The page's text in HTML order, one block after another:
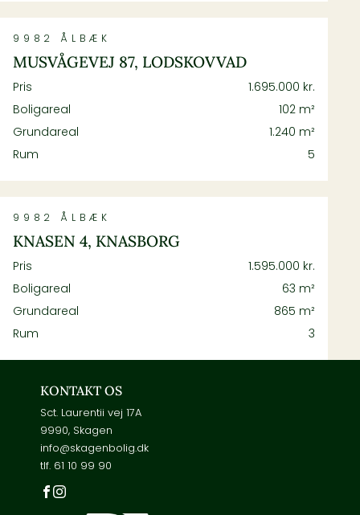
MUSVÅGEVEJ 87, LODSKOVVAD
9982 ÅLBÆK
Pris
1.695.000 kr.
Boligareal
102 m²
Grundareal
1.240 m²
Rum
5
KNASEN 4, KNASBORG
9982 ÅLBÆK
Pris
1.595.000 kr.
Boligareal
63 m²
Grundareal
865 m²
Rum
3
KONTAKT OS
Sct. Laurentii vej 17A
9990, Skagen
info@skagenbolig.dk
tlf. 61 10 99 90